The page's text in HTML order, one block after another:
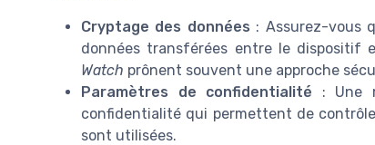
Cryptage des données : Assurez-vous
données transférées entre le dispositif
Watch prônent souvent une approche
Paramètres de confidentialité : Une
confidentialité qui permettent de
sont utilisées.